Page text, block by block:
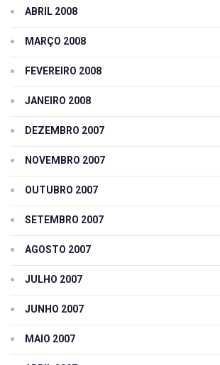
ABRIL 2008
MARÇO 2008
FEVEREIRO 2008
JANEIRO 2008
DEZEMBRO 2007
NOVEMBRO 2007
OUTUBRO 2007
SETEMBRO 2007
AGOSTO 2007
JULHO 2007
JUNHO 2007
MAIO 2007